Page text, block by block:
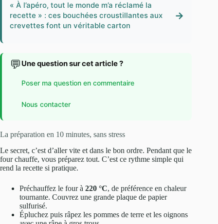
« À l’apéro, tout le monde m’a réclamé la
recette » : ces bouchées croustillantes aux
crevettes font un véritable carton
→
💬 Une question sur cet article ?
Poser ma question en commentaire
Nous contacter
La préparation en 10 minutes, sans stress
Le secret, c’est d’aller vite et dans le bon ordre. Pendant que le
four chauffe, vous préparez tout. C’est ce rythme simple qui
rend la recette si pratique.
Préchauffez le four à 220 °C, de préférence en chaleur
tournante. Couvrez une grande plaque de papier
sulfurisé.
Épluchez puis râpez les pommes de terre et les oignons